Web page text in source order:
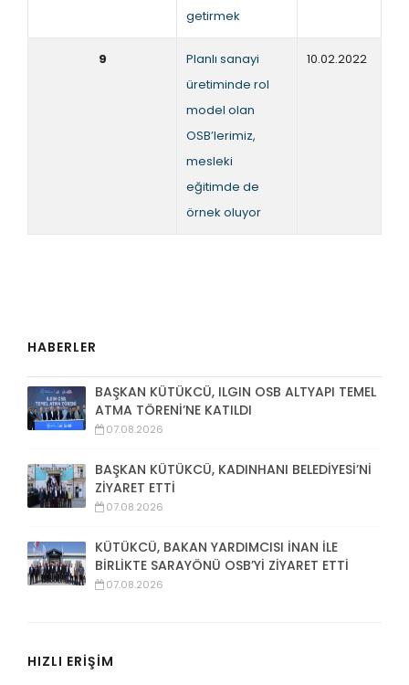
getirmek
9
Planlı sanayi
üretiminde rol
model olan
OSB’lerimiz,
mesleki
eğitimde de
örnek oluyor
10.02.2022
HABERLER
BAŞKAN KÜTÜKCÜ, ILGIN OSB ALTYAPI TEMEL
ATMA TÖRENİ’NE KATILDI
07.08.2026
BAŞKAN KÜTÜKCÜ, KADINHANI BELEDİYESİ’Nİ
ZİYARET ETTİ
07.08.2026
KÜTÜKCÜ, BAKAN YARDIMCISI İNAN İLE
BİRLİKTE SARAYÖNÜ OSB’Yİ ZİYARET ETTİ
07.08.2026
HIZLI ERİŞİM